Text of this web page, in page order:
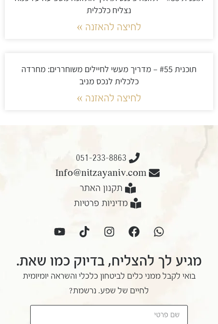
נצליח כלכלית
לחיצה להאזנה »
תוכנית #55 – מדריך מעשי לחיילים משוחררים: מחרדה
כלכלית לנכס מניב
לחיצה להאזנה »
051-233-8863
Info@nitzayaniv.com
תקנון האתר
מדיניות פרטיות
מגיע לך להצליח, בדיוק כמו שאת.
בואי לקבל ממני כלים לביטחון כלכלי והשראה יומיומית
לחיים של שפע. נרשמת?